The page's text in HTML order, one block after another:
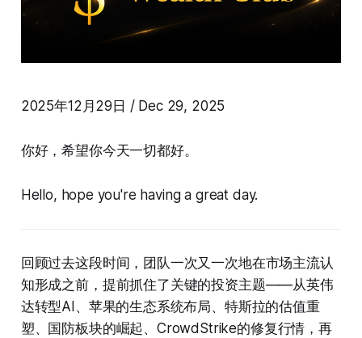
2025年12月29日 / Dec 29, 2025
你好，希望你今天一切都好。
Hello, hope you're having a great day.
回顾过去这段时间，团队一次又一次地在市场主流认
知形成之前，提前抓住了关键的投资主题——从英伟
达转型AI、苹果的生态系统布局、特斯拉的估值重
塑、国防板块的崛起、CrowdStrike的修复行情，再